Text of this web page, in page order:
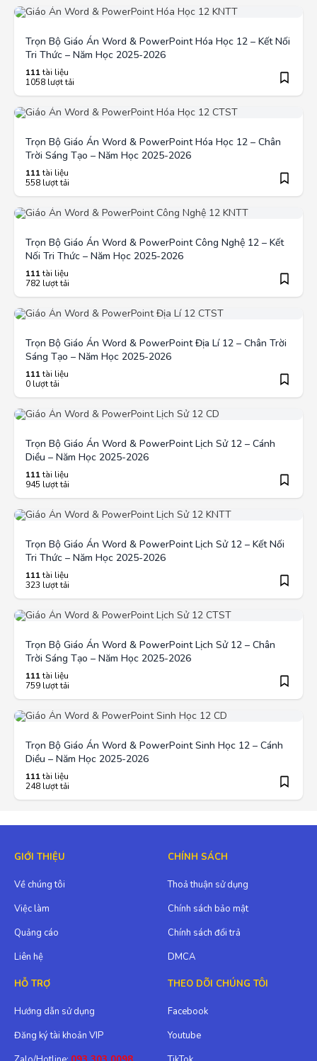
Trọn Bộ Giáo Án Word & PowerPoint Hóa Học 12 – Kết Nối
Tri Thức – Năm Học 2025-2026
111tài liệu
1058 lượt tải
Trọn Bộ Giáo Án Word & PowerPoint Hóa Học 12 – Chân
Trời Sáng Tạo – Năm Học 2025-2026
111tài liệu
558 lượt tải
Trọn Bộ Giáo Án Word & PowerPoint Công Nghệ 12 – Kết
Nối Tri Thức – Năm Học 2025-2026
111tài liệu
782 lượt tải
Trọn Bộ Giáo Án Word & PowerPoint Địa Lí 12 – Chân Trời
Sáng Tạo – Năm Học 2025-2026
111tài liệu
0 lượt tải
Trọn Bộ Giáo Án Word & PowerPoint Lịch Sử 12 – Cánh
Diều – Năm Học 2025-2026
111tài liệu
945 lượt tải
Trọn Bộ Giáo Án Word & PowerPoint Lịch Sử 12 – Kết Nối
Tri Thức – Năm Học 2025-2026
111tài liệu
323 lượt tải
Trọn Bộ Giáo Án Word & PowerPoint Lịch Sử 12 – Chân
Trời Sáng Tạo – Năm Học 2025-2026
111tài liệu
759 lượt tải
Trọn Bộ Giáo Án Word & PowerPoint Sinh Học 12 – Cánh
Diều – Năm Học 2025-2026
111tài liệu
248 lượt tải
GIỚI THIỆU
Về chúng tôi
Việc làm
Quảng cáo
Liên hệ
CHÍNH SÁCH
Thoả thuận sử dụng
Chính sách bảo mật
Chính sách đổi trả
DMCA
HỖ TRỢ
Hướng dẫn sử dụng
Đăng ký tài khoản VIP
THEO DÕI CHÚNG TÔI
Facebook
Youtube